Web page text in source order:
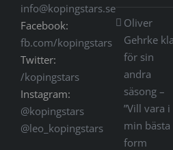
info@kopingstars.se
Facebook:
fb.com/kopingstars
Twitter:
/kopingstars
Instagram:
@kopingstars
@leo_kopingstars
Oliver
Gehrke
för sin
andra
säsong –
”Vill vara i
min bästa
form